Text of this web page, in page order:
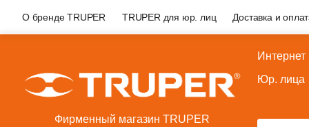
О бренде TRUPER TRUPER для юр. лиц Доставка и
Фирменный магазин TRUPER
Интернет
Юр. лица